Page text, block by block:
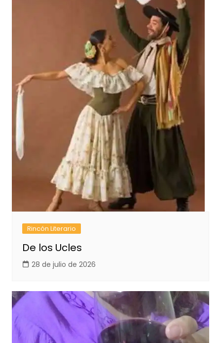
Rincón Literario
De los Ucles
28 de julio de 2026